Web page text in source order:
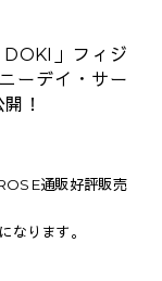
」フィジ
ーデイ・サー
！
通販好評販売
なります。